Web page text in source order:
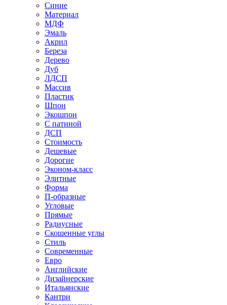
Синие
Материал
МДФ
Эмаль
Акрил
Береза
Дерево
Дуб
ЛДСП
Массив
Пластик
Шпон
Экошпон
С патиной
ДСП
Стоимость
Дешевые
Дорогие
Эконом-класс
Элитные
Форма
П-образные
Угловые
Прямые
Радиусные
Скошенные углы
Стиль
Современные
Евро
Английские
Дизайнерские
Итальянские
Кантри